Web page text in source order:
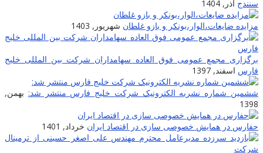
سنندج آذر, 1404
مزایده ضایعات‌،الوار،بونکر و بازو غلطان شهریور, 1403
برگزاری مجمع عمومی فوق العاده سهامداران شرکت بین المللی خلیج
فارس اسفند, 1397
ششمین شماره نشریه الکترونیک شرکت خلیج فارس منتشر شد: بهمن,
1398
حفارس در همایش خصوصی سازی در اقتصاد ایران خرداد, 1401